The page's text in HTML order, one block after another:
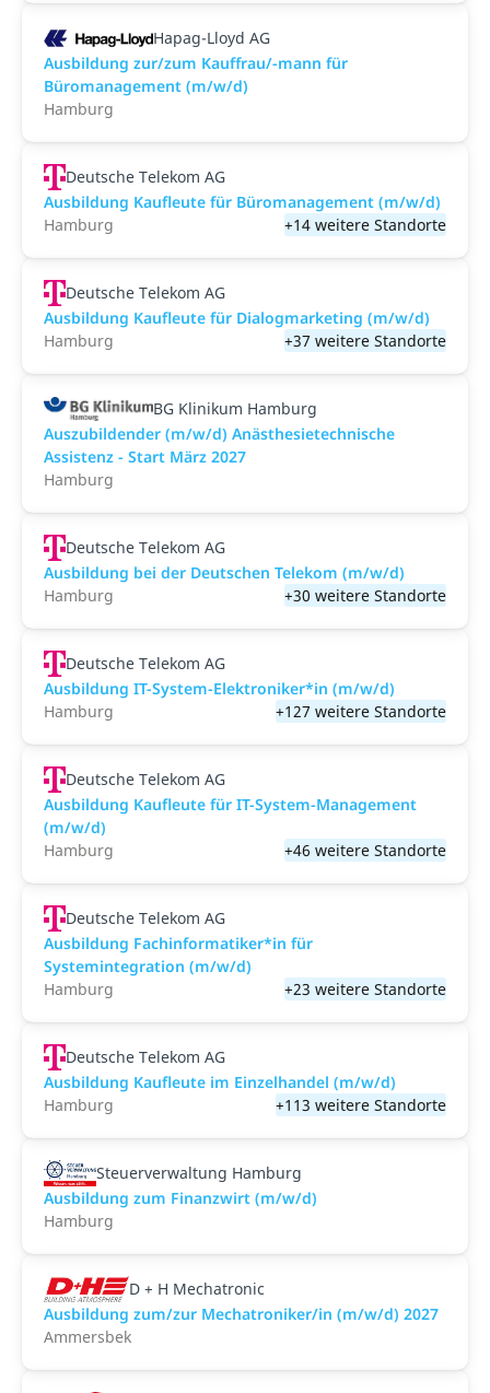
Hapag-Lloyd AG
Ausbildung zur/zum Kauffrau/-mann für
Büromanagement (m/w/d)
Hamburg
Deutsche Telekom AG
Ausbildung Kaufleute für Büromanagement (m/w/d)
Hamburg
+14 weitere Standorte
Deutsche Telekom AG
Ausbildung Kaufleute für Dialogmarketing (m/w/d)
Hamburg
+37 weitere Standorte
BG Klinikum Hamburg
Auszubildender (m/w/d) Anästhesietechnische
Assistenz - Start März 2027
Hamburg
Deutsche Telekom AG
Ausbildung bei der Deutschen Telekom (m/w/d)
Hamburg
+30 weitere Standorte
Deutsche Telekom AG
Ausbildung IT-System-Elektroniker*in (m/w/d)
Hamburg
+127 weitere Standorte
Deutsche Telekom AG
Ausbildung Kaufleute für IT-System-Management
(m/w/d)
Hamburg
+46 weitere Standorte
Deutsche Telekom AG
Ausbildung Fachinformatiker*in für
Systemintegration (m/w/d)
Hamburg
+23 weitere Standorte
Deutsche Telekom AG
Ausbildung Kaufleute im Einzelhandel (m/w/d)
Hamburg
+113 weitere Standorte
Steuerverwaltung Hamburg
Ausbildung zum Finanzwirt (m/w/d)
Hamburg
D + H Mechatronic
Ausbildung zum/zur Mechatroniker/in (m/w/d) 2027
Ammersbek